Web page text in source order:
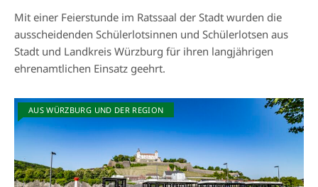
Mit einer Feierstunde im Ratssaal der Stadt wurden die
ausscheidenden Schülerlotsinnen und Schülerlotsen aus
Stadt und Landkreis Würzburg für ihren langjährigen
ehrenamtlichen Einsatz geehrt.
AUS WÜRZBURG UND DER REGION